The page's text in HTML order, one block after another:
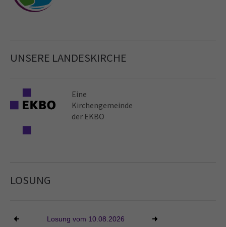
UNSERE LANDESKIRCHE
Eine
Kirchen­gemeinde
der EKBO
LOSUNG